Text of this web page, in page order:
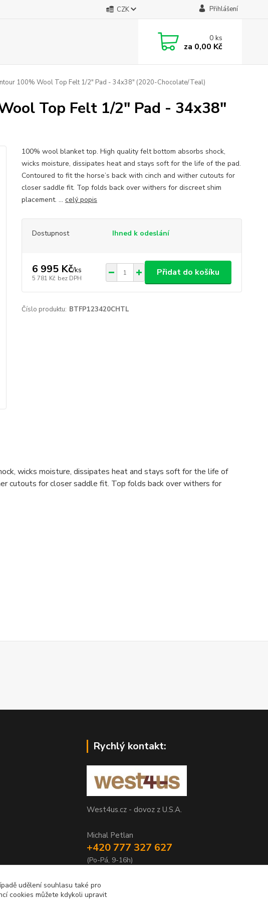
CZK Přihlášení
0ks
za 0,00 Kč
100% Wool Top Felt 1/2" Pad - 34x38" (2020-Chocolate/Teal)
Top Felt 1/2" Pad - 34x38"
100% wool blanket top. High quality felt bottom absorbs shock,
wicks moisture, dissipates heat and stays soft for the life of the pad.
Contoured to fit the horse’s back with cinch and wither cutouts for
closer saddle fit. Top folds back over withers for discreet shim
placement. ... celý popis
Dostupnost Ihned k odeslání
6 995 Kč/ks
5 781 Kč bez DPH
Přidat do košíku
Číslo produktu: BTFP123420CHTL
wicks moisture, dissipates heat and stays soft for the life of
cutouts for closer saddle fit. Top folds back over withers for
Rychlý kontakt:
West4us.cz - dovoz z U.S.A.
Michal Petlan
+420 777 327 627
(Po-Pá, 9-16h)
udělení souhlasu také pro
cookies můžete kdykoli upravit